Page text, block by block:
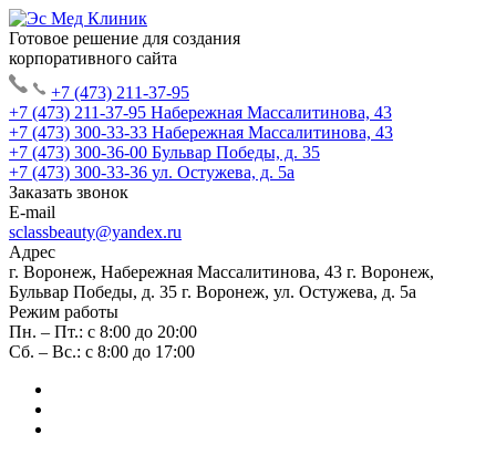
Готовое решение для создания
корпоративного сайта
+7 (473) 211-37-95
+7 (473) 211-37-95 Набережная Массалитинова, 43
+7 (473) 300-33-33 Набережная Массалитинова, 43
+7 (473) 300-36-00 Бульвар Победы, д. 35
+7 (473) 300-33-36 ул. Остужева, д. 5а
Заказать звонок
E-mail
sclassbeauty@yandex.ru
Адрес
г. Воронеж, Набережная Массалитинова, 43 г. Воронеж,
Бульвар Победы, д. 35 г. Воронеж, ул. Остужева, д. 5а
Режим работы
Пн. – Пт.: с 8:00 до 20:00
Сб. – Вс.: с 8:00 до 17:00